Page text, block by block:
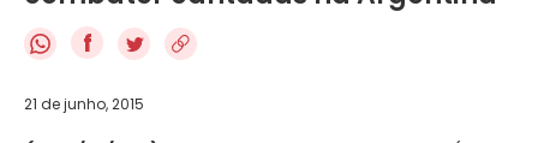
f
21 de junho, 2015